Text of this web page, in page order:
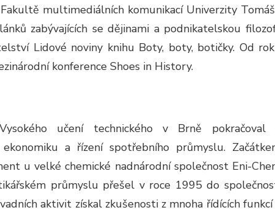
multimediálních komunikací Univerzity
zabývajících se dějinami a podnikatelskou
Lidové noviny knihu Boty, boty, botičky. Od
konference Shoes in History.
učení technického v Brně pokračoval
a řízení spotřebního průmyslu.
u velké chemické nadnárodní společnost Eni-
průmyslu přešel v roce 1995 do
aktivit získal zkušenosti z mnoha řídících funkcí